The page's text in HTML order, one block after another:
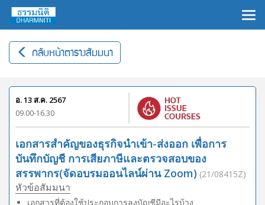
กลับหน้าตารางสัมมนา
อ. 13 ส.ค. 2567
09.00-16.30
เอกสารสำคัญของธุรกิจนำเข้า-ส่งออก เพื่อการ
บันทึกบัญชี การเสียภาษีและตรวจสอบของ
สรรพากร(จัดอบรมออนไลน์ผ่าน Zoom) (21/08415Z)
หัวข้อสัมมนา
เอกสารที่ต้องใช้ประกอบการลงบัญชีมีอะไรบ้าง
×